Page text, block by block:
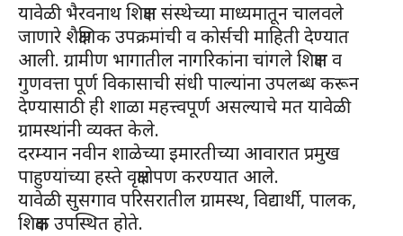
यावेळी भैरवनाथ शिक्षण संस्थेच्या माध्यमातून चालवले
जाणारे शैक्षणिक उपक्रमांची व कोर्सची माहिती देण्यात
आली. ग्रामीण भागातील नागरिकांना चांगले शिक्षण व
गुणवत्ता पूर्ण विकासाची संधी पाल्यांना उपलब्ध करून
देण्यासाठी ही शाळा महत्त्वपूर्ण असल्याचे मत यावेळी
ग्रामस्थांनी व्यक्त केले.
दरम्यान नवीन शाळेच्या इमारतीच्या आवारात प्रमुख
पाहुण्यांच्या हस्ते वृक्षारोपण करण्यात आले.
यावेळी सुसगाव परिसरातील ग्रामस्थ, विद्यार्थी, पालक,
शिक्षक उपस्थित होते.